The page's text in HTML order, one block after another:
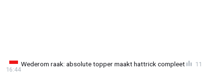
Wederom raak: absolute topper maakt hattrick compleet
16:44
11